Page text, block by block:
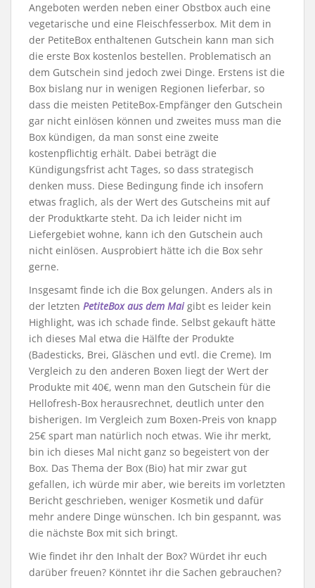
Angeboten werden neben einer Obstbox auch eine
vegetarische und eine Fleischfesserbox. Mit dem in
der PetiteBox enthaltenen Gutschein kann man sich
die erste Box kostenlos bestellen. Problematisch an
dem Gutschein sind jedoch zwei Dinge. Erstens ist die
Box bislang nur in wenigen Regionen lieferbar, so
dass die meisten PetiteBox-Empfänger den Gutschein
gar nicht einlösen können und zweites muss man die
Box kündigen, da man sonst eine zweite
kostenpflichtig erhält. Dabei beträgt die
Kündigungsfrist acht Tages, so dass strategisch
denken muss. Diese Bedingung finde ich insofern
etwas fraglich, als der Wert des Gutscheins mit auf
der Produktkarte steht. Da ich leider nicht im
Liefergebiet wohne, kann ich den Gutschein auch
nicht einlösen. Ausprobiert hätte ich die Box sehr
gerne.
Insgesamt finde ich die Box gelungen. Anders als in
der letzten PetiteBox aus dem Mai gibt es leider kein
Highlight, was ich schade finde. Selbst gekauft hätte
ich dieses Mal etwa die Hälfte der Produkte
(Badesticks, Brei, Gläschen und evtl. die Creme). Im
Vergleich zu den anderen Boxen liegt der Wert der
Produkte mit 40€, wenn man den Gutschein für die
Hellofresh-Box herausrechnet, deutlich unter den
bisherigen. Im Vergleich zum Boxen-Preis von knapp
25€ spart man natürlich noch etwas. Wie ihr merkt,
bin ich dieses Mal nicht ganz so begeistert von der
Box. Das Thema der Box (Bio) hat mir zwar gut
gefallen, ich würde mir aber, wie bereits im vorletzten
Bericht geschrieben, weniger Kosmetik und dafür
mehr andere Dinge wünschen. Ich bin gespannt, was
die nächste Box mit sich bringt.
Wie findet ihr den Inhalt der Box? Würdet ihr euch
darüber freuen? Könntet ihr die Sachen gebrauchen?